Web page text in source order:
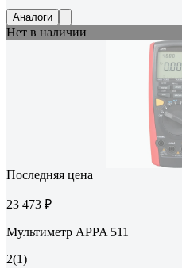
Аналоги
Нет в наличии
Последняя цена
23 473 ₽
Мультиметр APPA 511
2(1)